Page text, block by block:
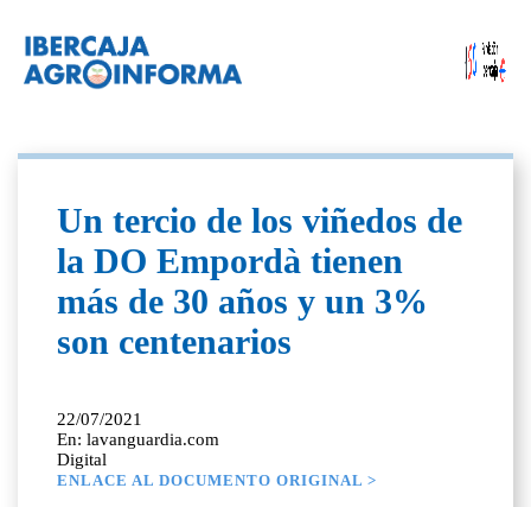
Un tercio de los viñedos de
la DO Empordà tienen
más de 30 años y un 3%
son centenarios
22/07/2021
En: lavanguardia.com
Digital
ENLACE AL DOCUMENTO ORIGINAL >